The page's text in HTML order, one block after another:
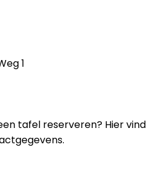
1
tafel reserveren? Hier vind